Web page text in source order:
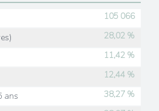
105 066
28,02 %
11,42 %
12,44 %
ans
38,27 %